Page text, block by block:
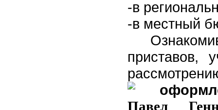
-в
-в местный
приставов,
Павел